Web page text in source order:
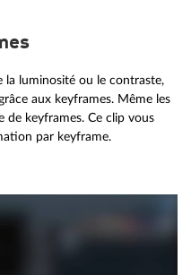
la luminosité ou le contraste,
aux keyframes. Même les
de keyframes. Ce clip vous
par keyframe.